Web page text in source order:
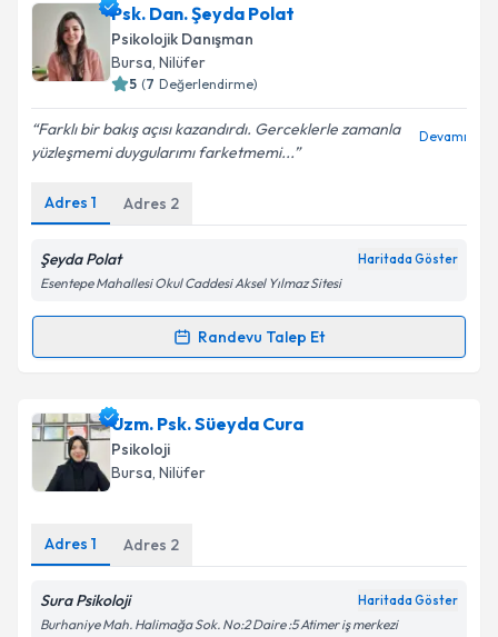
Klinik Psikolog Leyla Muzafferoğlu
takvimi talebi oluşturun. Size bu uzmandan randevu
almanız için bir takvim hazırlandığında e-posta ile
bilgilendireceğiz.
E-posta Adresiniz
Kişisel verilerimin işlenmesine ilişkinAydınlatma
Metni
'ni okudum ve kişisel verilerimin belirtilen
kapsamda işlenmesini kabul ediyorum.
Takvim Talebini Gönder
Psk. Dan. Şeyda Polat
Psikolojik Danışman
Bursa, Nilüfer
5 (7 Değerlendirme)
Farklı bir bakış açısı kazandırdı. Gerceklerle zamanla
yüzleşmemi duygularımı farketmemi...
Devamı
Adres 1 Adres 2
Şeyda Polat Haritada Göster
Esentepe Mahallesi Okul Caddesi Aksel Yılmaz Sitesi
Randevu Talep Et
Randevu Takvimi Talebi
Psk. Dan. Şeyda Polatiçin randevu takvimi talebi
oluşturun. Size bu uzmandan randevu almanız için bir
takvim hazırlandığında e-posta ile bilgilendireceğiz.
Kişisel verilerimin işlenmesine ilişkinAydınlatma
Uzm. Psk. Süeyda Cura
Psikoloji
Bursa, Nilüfer
Adres 1 Adres 2
Sura Psikoloji Haritada Göster
Burhaniye Mah. Halimağa Sok. No:2 Daire :5 Atimer iş merkezi